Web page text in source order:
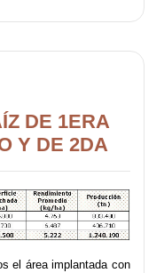
DE 1ERA
Y DE 2DA
el área implantada con